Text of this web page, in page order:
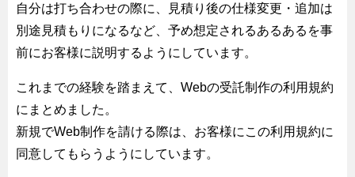
自分は打ち合わせの際に、見積り後の仕様変更・追加は
別途見積もりになるなど、予め想定されるあるあるを事
前にお客様に説明するようにしています。
これまでの経験を踏まえて、Webの受託制作の利用規約
にまとめました。
新規でWeb制作を請ける際は、お客様にこの利用規約に
同意してもらうようにしています。